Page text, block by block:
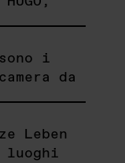
sono i
da
Leben
luoghi